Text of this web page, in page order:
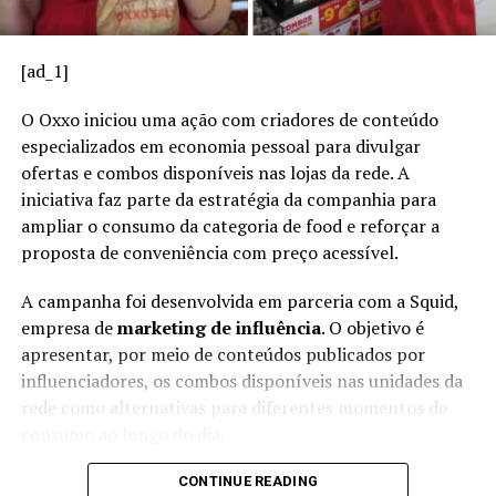
Conveniência;
Taxas para o lojista;
Prazo de recebimento (no crédito).
3. Transferências bancárias
transferências diretas entre contas.
Exemplo:empresas B2B frequentemente utilizam
transferências para pagamentos de alto valor.
Conteúdo técnico aborda varejo
e legislação
A programação técnica do evento está distribuída em
diferentes espaços temáticos. No palco SRE Expertise –
Varejo & Negócios, as atividades têm início às 15h com
um painel sobre a atuação da defesa do consumidor em
processos de fiscalização e denúncias.
O debate contará com a participação do secretário
estadual de Defesa do Consumidor, Gutemberg Fonseca,
e da diretora de fiscalização do Procontur,Elisa Freitas
Na sequência, o advogado tributarista
Mozarth
impactos da reforma tributária nos supermercados. O
tema também será discutido em painel que reunirá
[ad_1]
O Oxxo iniciou uma ação com criadores de conteúdo
especializados em economia pessoal para divulgar
ofertas e combos disponíveis nas lojas da rede. A
iniciativa faz parte da estratégia da companhia para
ampliar o consumo da categoria de food e reforçar a
proposta de conveniência com preço acessível.
A campanha foi desenvolvida em parceria com a Squid,
empresa demarketing de influência. O objetivo é
apresentar, por meio de conteúdos publicados por
influenciadores, os combos disponíveis nas unidades da
rede como alternativas para diferentes momentos de
Nos materiais publicados, os criadores de conteúdo
CONTINUE READING